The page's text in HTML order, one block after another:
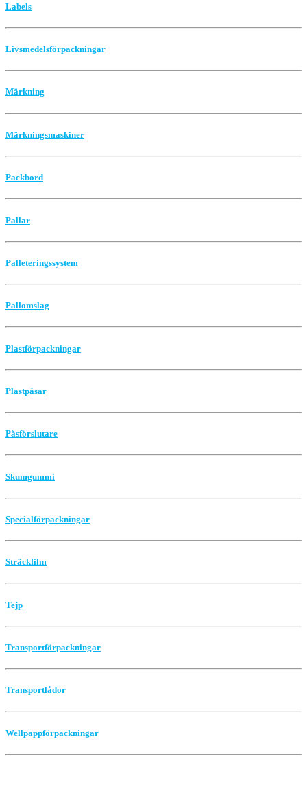
Labels
Livsmedelsförpackningar
Märkning
Märkningsmaskiner
Packbord
Pallar
Palleteringssystem
Pallomslag
Plastförpackningar
Plastpäsar
Påsförslutare
Skumgummi
Specialförpackningar
Sträckfilm
Tejp
Transportförpackningar
Transportlådor
Wellpappförpackningar